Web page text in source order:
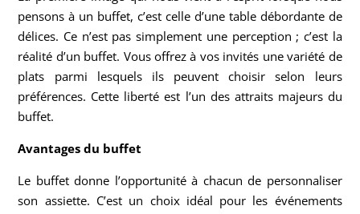
pensons à un buffet, c’est celle d’une table débordante de
délices. Ce n’est pas simplement une perception ; c’est la
réalité d’un buffet. Vous offrez à vos invités une variété de
plats parmi lesquels ils peuvent choisir selon leurs
préférences. Cette liberté est l’un des attraits majeurs du
buffet.
Avantages du buffet
Le buffet donne l’opportunité à chacun de personnaliser
son assiette. C’est un choix idéal pour les événements